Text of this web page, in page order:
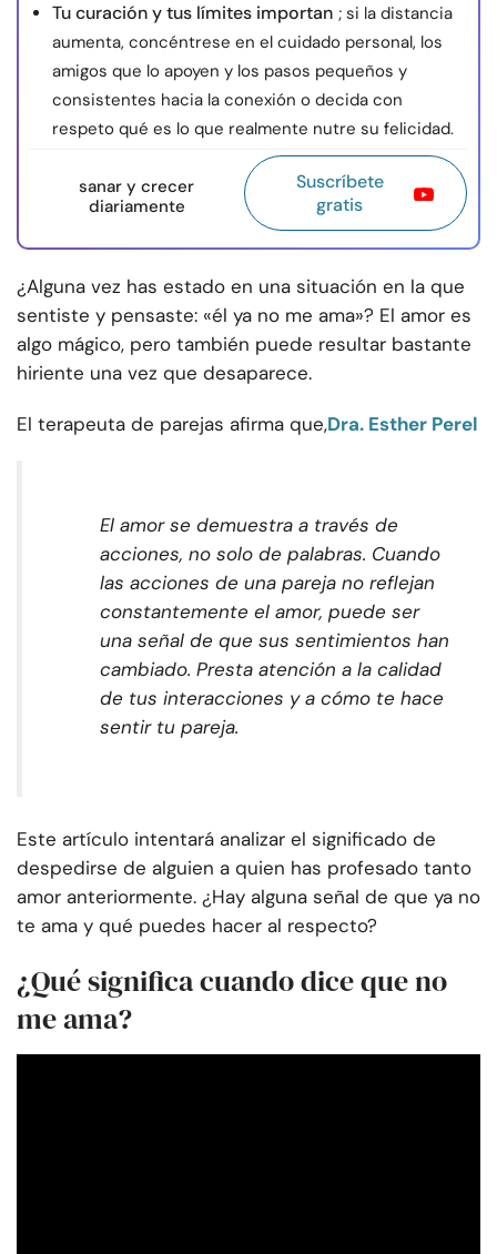
Tu curación y tus límites importan ; si la distancia
aumenta, concéntrese en el cuidado personal, los
amigos que lo apoyen y los pasos pequeños y
consistentes hacia la conexión o decida con
respeto qué es lo que realmente nutre su felicidad.
sanar y crecer
diariamente
Suscríbete
gratis
¿Alguna vez has estado en una situación en la que
sentiste y pensaste: «él ya no me ama»? El amor es
algo mágico, pero también puede resultar bastante
hiriente una vez que desaparece.
El terapeuta de parejas afirma que,Dra. Esther Perel
El amor se demuestra a través de
acciones, no solo de palabras. Cuando
las acciones de una pareja no reflejan
constantemente el amor, puede ser
una señal de que sus sentimientos han
cambiado. Presta atención a la calidad
de tus interacciones y a cómo te hace
sentir tu pareja.
Este artículo intentará analizar el significado de
despedirse de alguien a quien has profesado tanto
amor anteriormente. ¿Hay alguna señal de que ya no
te ama y qué puedes hacer al respecto?
¿Qué significa cuando dice que no
me ama?